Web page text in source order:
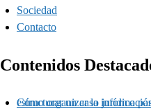
Sociedad
Contacto
Contenidos
Cómo organizar la información legal en un caso práctico y estructurar un